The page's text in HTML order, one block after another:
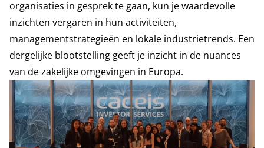
organisaties in gesprek te gaan, kun je waardevolle
inzichten vergaren in hun activiteiten,
managementstrategieën en lokale industrietrends. Een
dergelijke blootstelling geeft je inzicht in de nuances
van de zakelijke omgevingen in Europa.